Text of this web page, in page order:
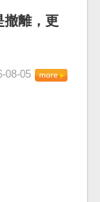
撤離，更
08-05